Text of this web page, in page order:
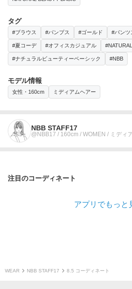
タグ
#ブラウス #パンプス #ゴールド #パンツ
#夏コーデ #オフィスカジュアル
#ナチュラルビューティーベーシック #NBB
モデル情報
女性・160cm ミディアムヘアー
NBB STAFF17
@NBB17 / 160cm / WOMEN / ミディ
注目のコーディネート
アプリでもっと
WEAR NBB STAFF17 8.5 コーディネート